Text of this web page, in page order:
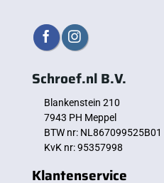
Schroef.nl B.V.
Blankenstein 210
7943 PH Meppel
BTW nr: NL867099525B01
KvK nr: 95357998
Klantenservice